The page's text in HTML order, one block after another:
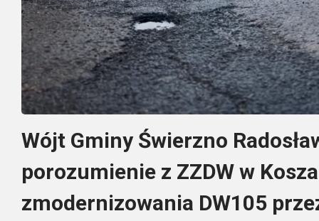
Wójt Gminy Świerzno
porozumienie z ZZDW w
zmodernizowania DW105